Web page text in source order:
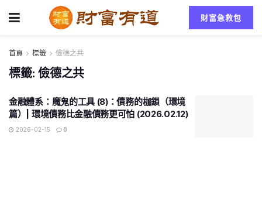
財富急救包
首頁 標籤 儉德之共
標籤:儉德之共
金融體系：魔鬼的工具 (8)：債務的枷鎖（環境
篇）| 環境債務比金融債務更可怕 (2026.02.12)
2026-02-15 0